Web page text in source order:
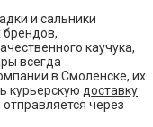
и сальники
каучука,
всегда
в Смоленске, их
курьерскую доставку
через